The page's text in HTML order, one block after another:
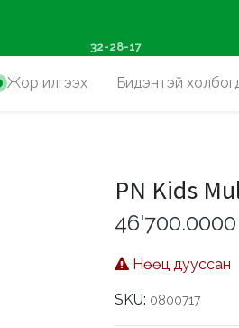
32-28-17
Жор илгээх Бидэнтэй
PN Kids
46'700.0000
Нөөц дууссан
SKU: 0800717